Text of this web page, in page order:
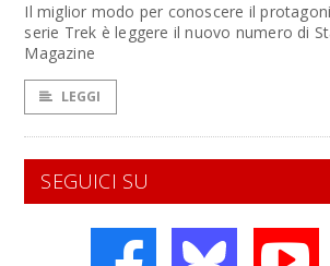
Il miglior modo per conoscere il
serie Trek è leggere il nuovo numero di
Magazine
LEGGI
SEGUICI SU